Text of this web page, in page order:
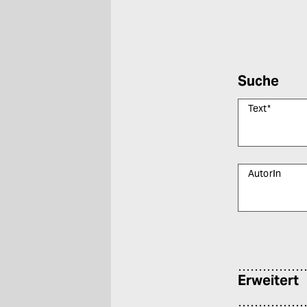
Suche
Text*
AutorIn
Erweitert